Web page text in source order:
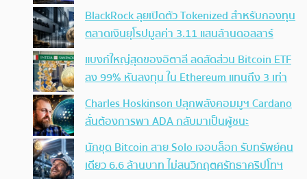
BlackRock ลุยเปิดตัว Tokenized สำหรับกองทุน
ตลาดเงินยุโรปมูลค่า 3.11 แสนล้านดอลลาร์
แบงก์ใหญ่สุดของอิตาลี ลดสัดส่วน Bitcoin ETF
ลง 99% หันลงทุน ใน Ethereum แทนถึง 3 เท่า
Charles Hoskinson ปลุกพลังคอมมูฯ Cardano
ลั่นต้องการพา ADA กลับมาเป็นผู้ชนะ
นักขุด Bitcoin สาย Solo เจอบล็อก รับทรัพย์คน
เดียว 6.6 ล้านบาท ไม่สนวิกฤตศรัทธาคริปโทฯ